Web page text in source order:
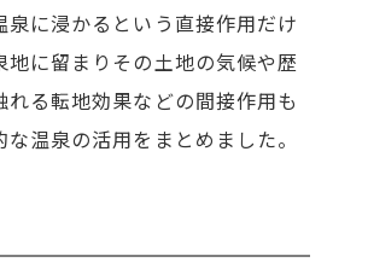
泉に浸かるという直接作用だけ
地に留まりその土地の気候や歴
れる転地効果などの間接作用も
温泉の活用をまとめました。